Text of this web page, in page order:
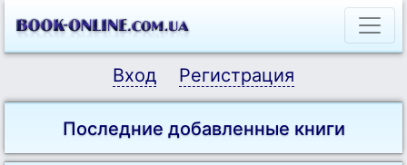
Вход Регистрация
Последние добавленные книги